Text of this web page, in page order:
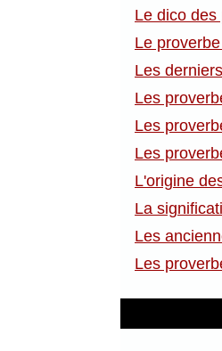
Le dico des
Le
Les
Les
Les
Les
L'origine
La
Les
Les